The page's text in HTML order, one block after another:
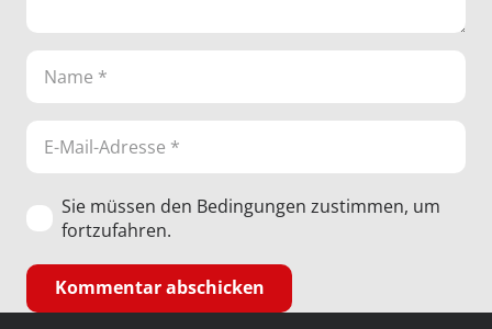
Sie müssen den Bedingungen zustimmen, um
fortzufahren.
Kommentar abschicken